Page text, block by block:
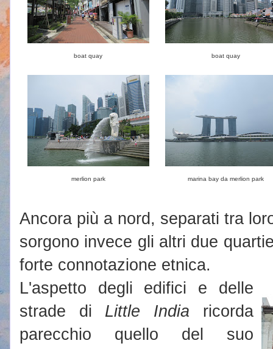
boat quay boat quay
merlion park marina bay da merlion park
Ancora più a nord, separati tra
sorgono invece gli altri due
forte connotazione etnica.
L'aspetto degli edifici e delle
strade di Little India ricorda
parecchio quello del suo